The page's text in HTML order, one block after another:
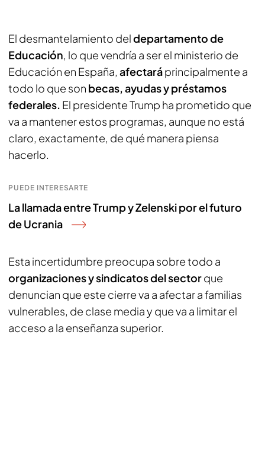
El desmantelamiento deldepartamento de
Educación, lo que vendría a ser el ministerio de
Educación en España, afectaráprincipalmente a
todo lo que son becas, ayudas y préstamos
federales. El presidente Trump ha prometido que
va a mantener estos programas, aunque no está
claro, exactamente, de qué manera piensa
hacerlo.
PUEDE INTERESARTE
La llamada entre Trump y Zelenski por el futuro
de Ucrania
Esta incertidumbre preocupa sobre todo a
organizaciones y sindicatos del sectorque
denuncian que este cierre va a afectar a familias
vulnerables, de clase media y que va a limitar el
acceso a la enseñanza superior.